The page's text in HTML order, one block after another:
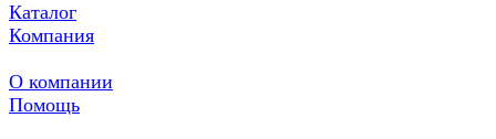
Каталог
Компания
О компании
Помощь